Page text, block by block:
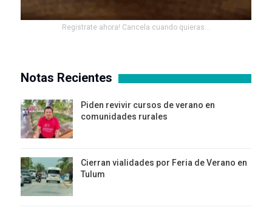
Registrate ahora! Cancela cuando quieras...
Notas Recientes
Piden revivir cursos de verano en
comunidades rurales
Cierran vialidades por Feria de Verano en
Tulum